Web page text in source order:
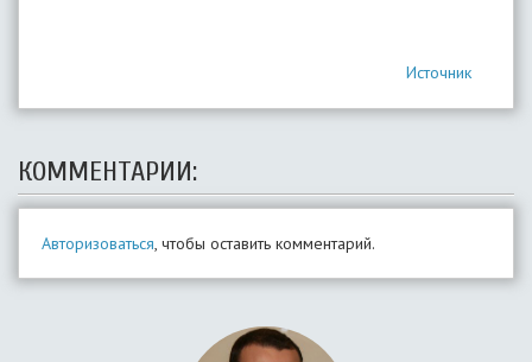
Источник
КОММЕНТАРИИ:
Авторизоваться, чтобы оставить комментарий.